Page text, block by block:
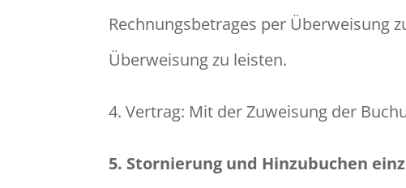
Rechnungsbetrages per Überweisung
Überweisung zu leisten.
4. Vertrag: Mit der Zuweisung der
5. Stornierung und Hinzubuchen